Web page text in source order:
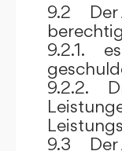
9.2 Der
9.2.1.
9.2.2.
9.3 Der